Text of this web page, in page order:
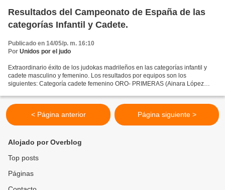
Resultados del Campeonato de España de las
categorías Infantil y Cadete.
Publicado en 14/05/p. m. 16:10
Por Unidos por el judo
Extraordinario éxito de los judokas madrileños en las categorías infantil y
cadete masculino y femenino. Los resultados por equipos son los
siguientes: Categoría cadete femenino ORO- PRIMERAS (Ainara López
< Página anterior Página siguiente >
Alojado por Overblog
Top posts
Páginas